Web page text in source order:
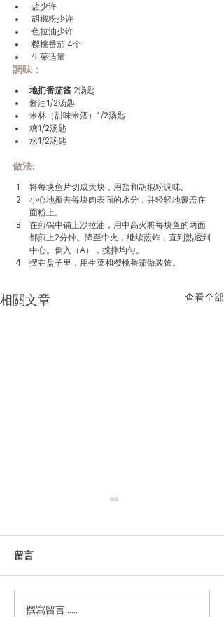
盐少许
胡椒粉少许
色拉油少许
樱桃番茄 4个
生菜适量
調味：
地扪番茄酱 2汤匙
酱油1/2汤匙
米林（甜味米酒）1/2汤匙
糖1/2汤匙
水1/2汤匙
做法:
将每块鱼片切成大块，用盐和胡椒粉调味。
小心地擦去每块肉表面的水分，并轻轻地覆盖在
面粉上。
在煎锅中铺上沙拉油，用中高火将每块鱼的两面
都煎上2分钟。降至中火，继续煎炸，直到熟透到
中心。倒入（A），搅拌均匀。
摆在盘子里，用生菜和樱桃番茄做装饰。
相關文章 查看全部
*新* 圣诞咸馅饼
留言
撰寫留言......